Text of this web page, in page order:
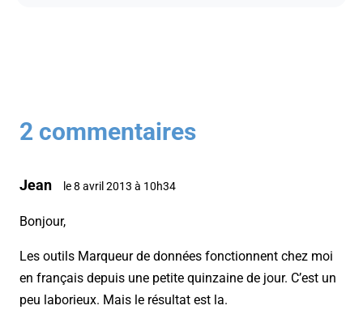
2 commentaires
Jean le 8 avril 2013 à 10h34
Bonjour,
Les outils Marqueur de données fonctionnent chez moi
en français depuis une petite quinzaine de jour. C’est un
peu laborieux. Mais le résultat est la.